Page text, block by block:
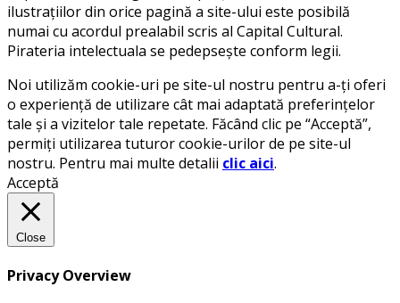
ilustrațiilor din orice pagină a site-ului este posibilă
numai cu acordul prealabil scris al Capital Cultural.
Pirateria intelectuala se pedepsește conform legii.
Noi utilizăm cookie-uri pe site-ul nostru pentru a-ți oferi
o experiență de utilizare cât mai adaptată preferințelor
tale și a vizitelor tale repetate. Făcând clic pe “Acceptă”,
permiți utilizarea tuturor cookie-urilor de pe site-ul
nostru. Pentru mai multe detalii clic aici.
Acceptă
Close
Privacy Overview